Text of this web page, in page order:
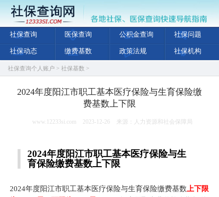
社保查询 医保查询 公积金查询 社保问题
社保动态 缴费基数 政策法规 社保机构
社保查询个人账户 > 社保基数 >
2024年度阳江市职工基本医疗保险与生育保险缴
费基数上下限
www.12233si.com 2023-12-26 来源：人力资源和社会保障局
2024年度阳江市职工基本医疗保险与生
育保险缴费基数上下限
2024年度阳江市职工基本医疗保险与生育保险缴费基数 上下限